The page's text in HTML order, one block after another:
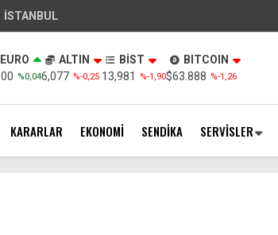
İSTANBUL
EURO
%0,04
ALTIN
6,077 %-0,25
BİST
13,981
%-1,90
BITCOIN
$63.888 %-1,26
KARARLAR EKONOMİ SENDİKA SERVİSLER